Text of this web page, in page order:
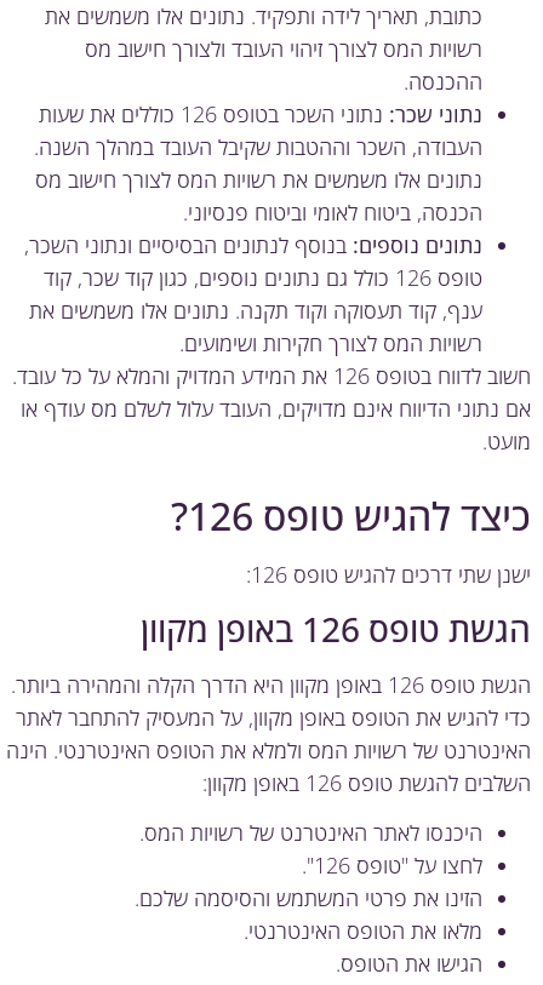
כתובת, תאריך לידה ותפקיד. נתונים אלו משמשים את
רשויות המס לצורך זיהוי העובד ולצורך חישוב מס
ההכנסה.
נתוני שכר:
נתוני השכר בטופס 126 כוללים את שעות
העבודה, השכר וההטבות שקיבל העובד במהלך השנה.
נתונים אלו משמשים את רשויות המס לצורך חישוב מס
הכנסה, ביטוח לאומי וביטוח פנסיוני.
נתונים נוספים:בנוסף לנתונים הבסיסיים ונתוני השכר,
טופס 126 כולל גם נתונים נוספים, כגון קוד שכר, קוד
ענף, קוד תעסוקה וקוד תקנה. נתונים אלו משמשים את
רשויות המס לצורך חקירות ושימועים.
חשוב לדווח בטופס 126 את המידע המדויק והמלא על כל עובד.
הדיווח אינם מדויקים, העובד עלול לשלם מס עודף או
להגיש טופס 126?
שתי דרכים להגיש טופס 126:
טופס 126 באופן מקוון
הגשת טופס 126 באופן מקוון היא הדרך הקלה והמהירה ביותר.
להגיש את הטופס באופן מקוון, על המעסיק להתחבר לאתר
של רשויות המס ולמלא את הטופס האינטרנטי. הינה
להגשת טופס 126 באופן מקוון:
היכנסו לאתר האינטרנט של רשויות המס.
לחצו על "טופס 126".
הזינו את פרטי המשתמש והסיסמה שלכם.
מלאו את הטופס האינטרנטי.
הגישו את הטופס.